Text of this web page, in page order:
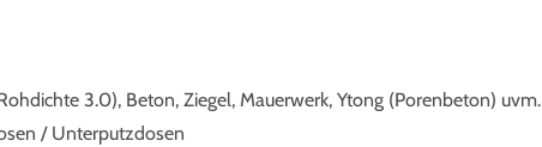
3.0), Beton, Ziegel, Mauerwerk, Ytong (Porenbeton) uvm.
/ Unterputzdosen